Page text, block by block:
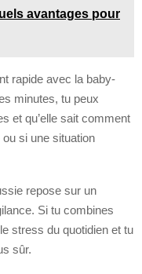
avantages pour
rapide avec la baby-
minutes, tu peux
et qu’elle sait comment
si une situation
repose sur un
Si tu combines
stress du quotidien et tu
sûr.